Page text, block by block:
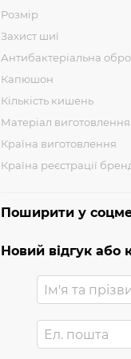
Розмір
Захист шиї
Антибактеріальна
Капюшон
Кількість кишень
Матеріал виготовлення
Країна виготовлення
Країна реєстрації
Поширити у
Новий відгук або